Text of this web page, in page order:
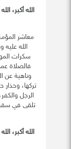
الله أكبر،
معاشر
الله عليه
سكرات
فالصلاة
وناهية عن
تركها، وحذار
الرجل
تلقى في
الله أكبر،